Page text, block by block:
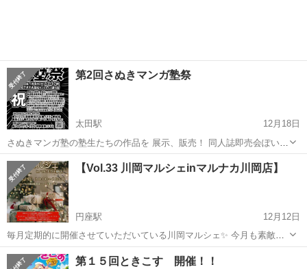
第2回さぬきマンガ塾祭
太田駅
12月18日
さぬきマンガ塾の塾生たちの作品を 展示、販売！ 同人誌即売会ぽいか
んじのイベントです。 2026年1月4日(日) TSUTAYAサンシャイン通り
店 13:00〜17:00 チラシにお得なクーポンついてます！ お待ちし...
香川 高松市 地域/お祭り
【Vol.33 川岡マルシェinマルナカ川岡店】
円座駅
12月12日
毎月定期的に開催させていただいている川岡マルシェ✨️ 今月も素敵な
出店者さんが集まりました🎶 【Vol.33 川岡マルシェinマルナカ川岡
店】 12/21(日) 10:00～16:00 マルナカ川岡店駐車場にて 高松市川
香川 高松市 円座駅 地域/お祭り マルシェ
第１５回ときこす 開催！！